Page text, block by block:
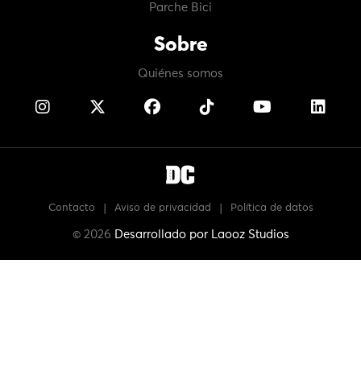
Parche Bici
Sobre
Quiénes somos
Contacto Aviso de privacidad Política de datos
© 2026 Desarrollado por Laooz Studios